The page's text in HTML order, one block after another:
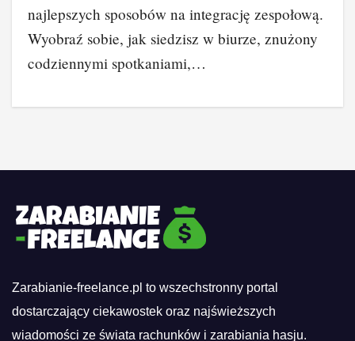
najlepszych sposobów na integrację zespołową.
Wyobraź sobie, jak siedzisz w biurze, znużony
codziennymi spotkaniami,…
Zarabianie-freelance.pl to wszechstronny portal
dostarczający ciekawostek oraz najświeższych
wiadomości ze świata rachunków i zarabiania hasju.